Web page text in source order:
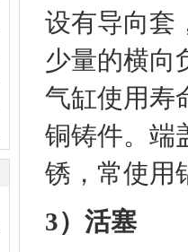
设有导向套
少量的横向
气缸使用寿
铜铸件。端
锈，常使用
3）活塞